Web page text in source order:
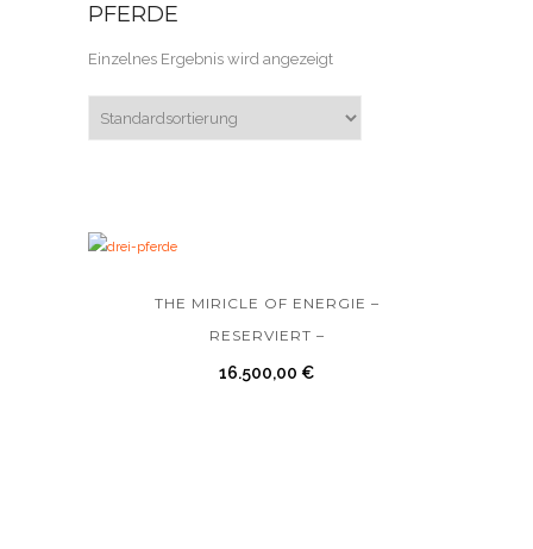
PFERDE
Einzelnes Ergebnis wird angezeigt
THE MIRICLE OF ENERGIE –
RESERVIERT –
16.500,00 €